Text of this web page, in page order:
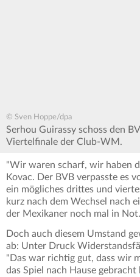
© Sven Hoppe/dpa
Serhou Guirassy schoss den
Viertelfinale der Club-WM.
"Wir waren scharf, wir haben
Kovac. Der BVB verpasste es
ein mögliches drittes und
kurz nach dem Wechsel nach
der Mexikaner noch mal in Not.
Doch auch diesem Umstand
ab: Unter Druck
"Das war richtig gut, dass wir
das Spiel nach Hause gebracht